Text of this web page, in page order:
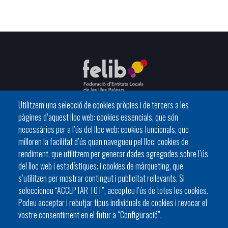
Utilitzem una selecció de cookies pròpies i de tercers a les
pàgines d’aquest lloc web: cookies essencials, que són
necessàries per a l’ús del lloc web; cookies funcionals, que
milloren la facilitat d’ús quan navegueu pel lloc; cookies de
rendiment, que utilitzem per generar dades agregades sobre l’ús
del lloc web i estadístiques; i cookies de màrqueting, que
s’utilitzen per mostrar contingut i publicitat rellevants. Si
seleccioneu “ACCEPTAR TOT”, accepteu l’ús de totes les cookies.
Podeu acceptar i rebutjar tipus individuals de cookies i revocar el
vostre consentiment en el futur a “Configuració”.
HISTÒRIA ORGANITZACIÓ
ESTATUTS
C/ del General Riera, 111 07010 Palma
Phone
971 760911 - Fax 971 763102